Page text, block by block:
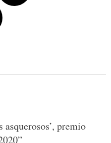
asquerosos’, premio
”